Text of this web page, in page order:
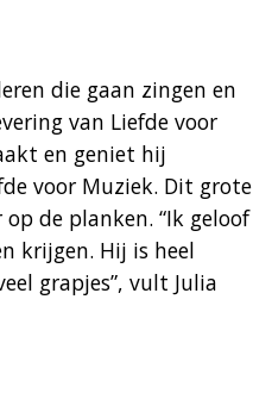
die gaan zingen en
van Liefde voor
en geniet hij
voor Muziek. Dit grote
de planken. “Ik geloof
krijgen. Hij is heel
grapjes”, vult Julia